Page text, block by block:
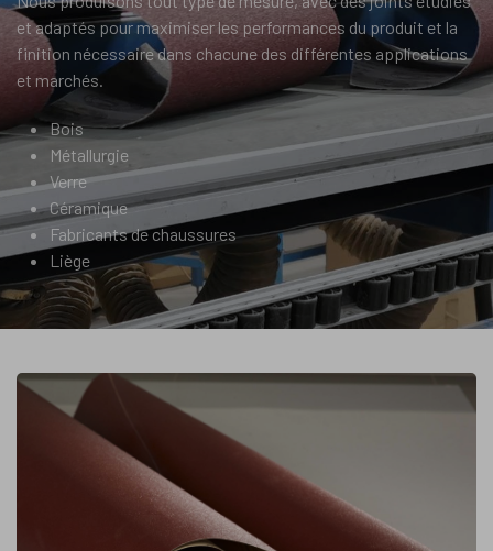
et adaptés pour maximiser les performances du produit et la
finition nécessaire dans chacune des différentes applications
et marchés.
Bois
Métallurgie
Verre
Céramique
Fabricants de chaussures
Liège